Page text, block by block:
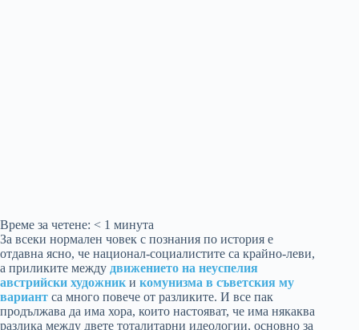
Време за четене: < 1 минута
За всеки нормален човек с познания по история е
отдавна ясно, че национал-социалистите са крайно-леви,
а приликите между движението на неуспелия
австрийски художник и комунизма в съветския му
вариант са много повече от разликите. И все пак
продължава да има хора, които настояват, че има някаква
разлика между двете тоталитарни идеологии, основно за